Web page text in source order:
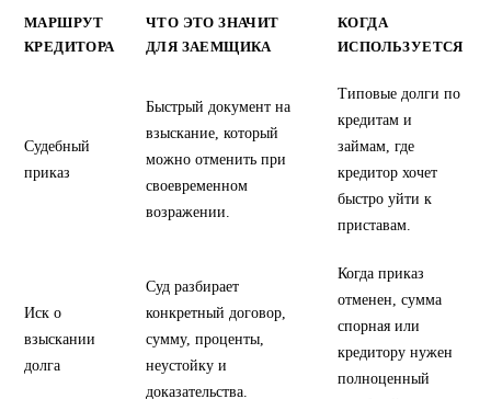
МАРШРУТ
КРЕДИТОРА
ЧТО ЭТО ЗНАЧИТ
ДЛЯ ЗАЕМЩИКА
КОГДА
ИСПОЛЬЗУЕТСЯ
Судебный
приказ
Быстрый документ на
взыскание, который
можно отменить при
своевременном
возражении.
Типовые долги по
кредитам и
займам, где
кредитор хочет
быстро уйти к
приставам.
Иск о
взыскании
долга
Суд разбирает
конкретный договор,
сумму, проценты,
неустойку и
доказательства.
Когда приказ
отменен, сумма
спорная или
кредитору нужен
полноценный